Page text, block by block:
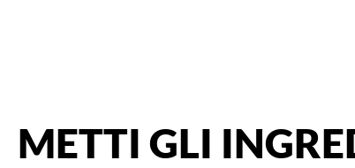
METTI GLI